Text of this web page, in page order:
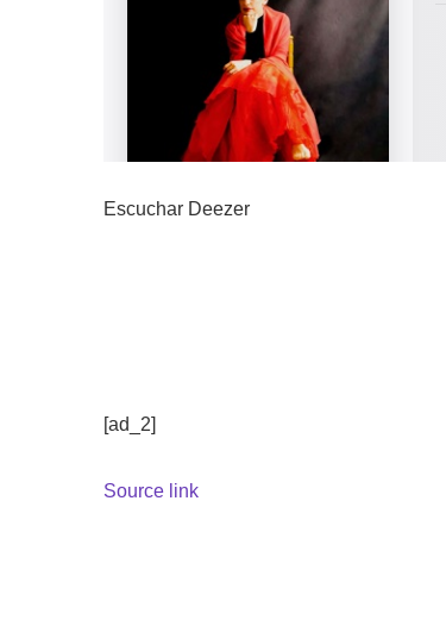
Escuchar Deezer
[ad_2]
Source link